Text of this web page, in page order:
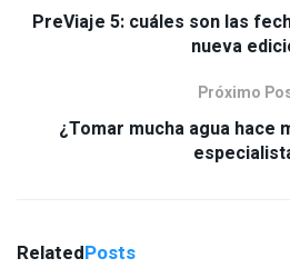
PreViaje 5: cuáles son las
nueva
Próximo
¿Tomar mucha agua hace
RelatedPosts